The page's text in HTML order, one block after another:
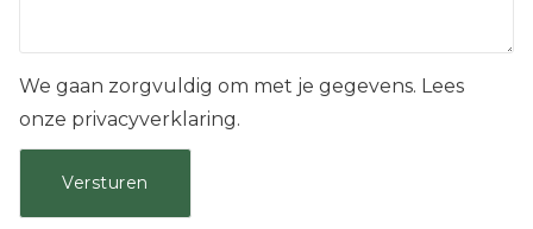
We gaan zorgvuldig om met je gegevens. Lees
onze privacyverklaring.